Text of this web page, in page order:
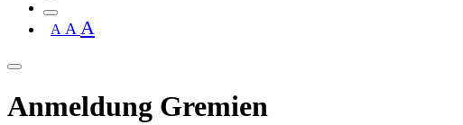
A A A
Anmeldung Gremien